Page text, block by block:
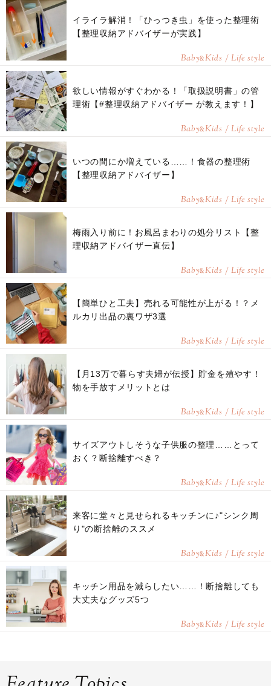
イライラ解消！「ひっつき虫」を使った整理術
【整理収納アドバイザーが実践】
Baby&Kids / Life style
欲しい情報がすぐわかる！「取扱説明書」の管
理術【#整理収納アドバイザー が教えます！】
Baby&Kids / Life style
いつの間にか増えている……！食器の整理術
【整理収納アドバイザー】
Baby&Kids / Life style
梅雨入り前に！お風呂まわりの処分リスト【整
理収納アドバイザー直伝】
Baby&Kids / Life style
【簡単ひと工夫】売れる可能性が上がる！？メ
ルカリ出品の裏ワザ3選
Baby&Kids / Life style
【月13万で暮らす夫婦が伝授】貯金を殖やす！
物を手放すメリットとは
Baby&Kids / Life style
サイズアウトしそうな子供服の整理……とって
おく？断捨離すべき？
Baby&Kids / Life style
来客に堂々と見せられるキッチンに♪"シンク周
り"の断捨離のススメ
Baby&Kids / Life style
キッチン用品を減らしたい……！断捨離しても
大丈夫なグッズ5つ
Baby&Kids / Life style